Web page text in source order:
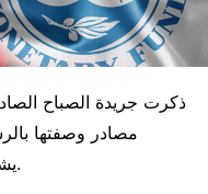
مصادر وصفتها
يشترط عدم الزيادة في أجور الموظفين.